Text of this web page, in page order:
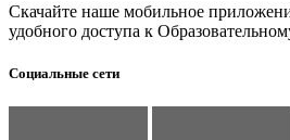
Скачайте наше мобильное
удобного доступа к
Социальные сети